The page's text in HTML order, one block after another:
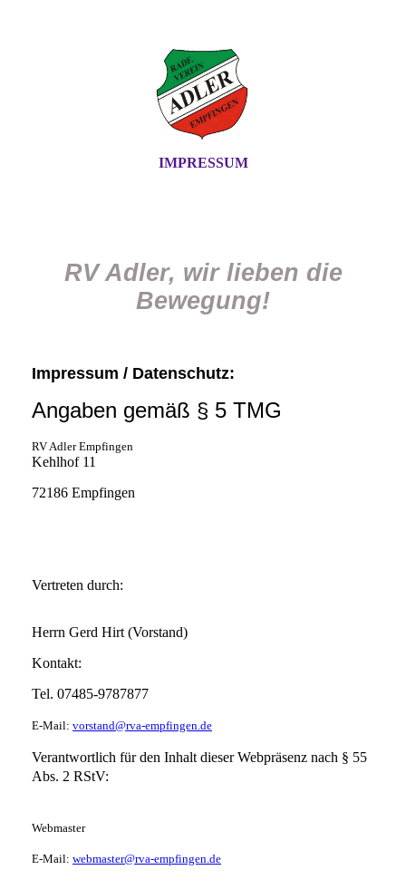
IMPRESSUM
RV Adler, wir lieben die
Bewegung!
Impressum / Datenschutz:
Angaben gemäß § 5 TMG
RV Adler Empfingen
Kehlhof 11
72186 Empfingen
Vertreten durch:
Herrn Gerd Hirt (Vorstand)
Kontakt:
Tel. 07485-9787877
E-Mail: vorstand@rva-empfingen.de
Verantwortlich für den Inhalt dieser Webpräsenz nach § 55
Abs. 2 RStV:
Webmaster
E-Mail: webmaster@rva-empfingen.de